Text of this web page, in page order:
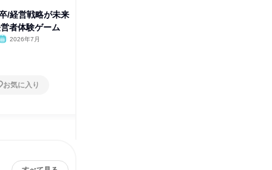
/経営戦略が未来
者体験ゲーム
2026年7月
お気に入り